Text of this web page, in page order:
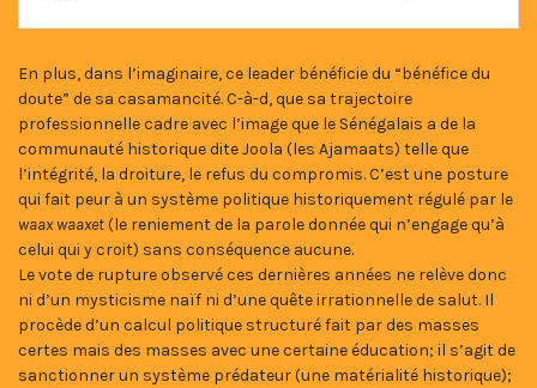
En plus, dans l’imaginaire, ce leader bénéficie du “bénéfice du
doute” de sa casamancité. C-à-d, que sa trajectoire
professionnelle cadre avec l’image que le Sénégalais a de la
communauté historique dite Joola (les Ajamaats) telle que
l’intégrité, la droiture, le refus du compromis. C’est une posture
qui fait peur à un système politique historiquement régulé par le
waax waaxet(le reniement de la parole donnée qui n’engage qu’à
celui qui y croit) sans conséquence aucune.
Le vote de rupture observé ces dernières années ne relève donc
ni d’un mysticisme naïf ni d’une quête irrationnelle de salut. Il
procède d’un calcul politique structuré fait par des masses
certes mais des masses avec une certaine éducation; il s’agit de
sanctionner un système prédateur (une matérialité historique);